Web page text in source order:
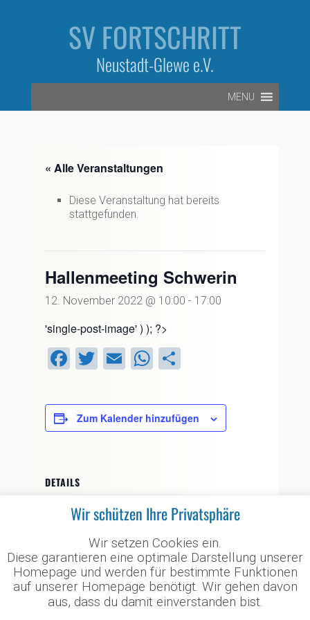
SV FORTSCHRITT
Neustadt-Glewe e.V.
MENU
« Alle Veranstaltungen
Diese Veranstaltung hat bereits
stattgefunden.
Hallenmeeting Schwerin
12. November 2022 @ 10:00 - 17:00
'single-post-image' ) ); ?>
F
a
c
e
o
k
T
wi
tt
er
E
m
ail
W
h
at
s
T
e
n
Zum Kalender hinzufügen
DETAILS
Datum:
12. November 2022
Zeit:
10:00 - 17:00
Veranstaltungskategorie:
Leichtathletik
Wir schützen Ihre Privatsphäre
Wir setzen Cookies ein.
Diese garantieren eine optimale Darstellung unserer
Homepage und werden für bestimmte Funktionen
auf unserer Homepage benötigt. Wir gehen davon
aus, dass du damit einverstanden bist.